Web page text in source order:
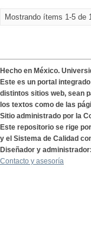
Mostrando ítems 1-5 de
Hecho en México.
Este es un portal
distintos sitios web, sean
los textos como de las
Sitio administrado por la
Este repositorio se rige
y el Sistema de Calidad
Diseñador y
Contacto y asesoría